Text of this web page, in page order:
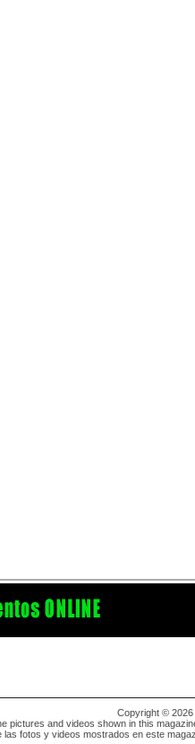
Copyright © 2026
pictures and videos shown in this
las fotos y videos mostrados en este